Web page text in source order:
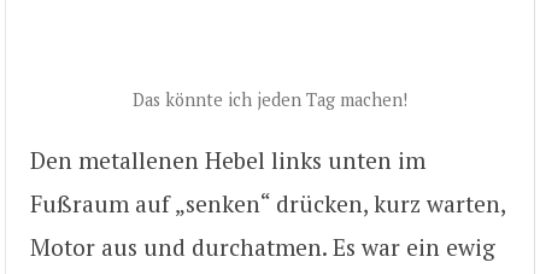
Das könnte ich jeden Tag machen!
Den metallenen Hebel links unten im
Fußraum auf „senken“ drücken, kurz warten,
Motor aus und durchatmen. Es war ein ewig